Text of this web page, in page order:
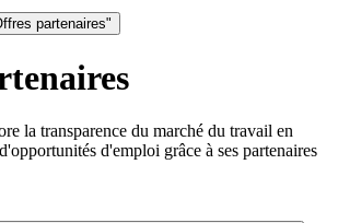
partenaires"
la transparence du marché du travail en
d'emploi grâce à ses partenaires